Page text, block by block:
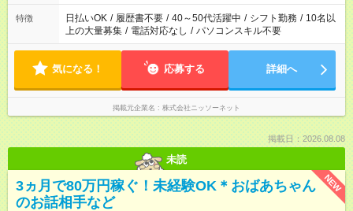
特徴 日払いOK / 履歴書不要 / 40～50代活躍中 / シフト勤務 / 10名以
上の大量募集 / 電話対応なし / パソコンスキル不要
気になる！ 応募する 詳細へ
掲載元企業名 株式会社ニッソーネット
掲載日：2026.08.08
未読
NEW
3ヵ月で80万円稼ぐ！未経験OK＊おばあちゃん
のお話相手など